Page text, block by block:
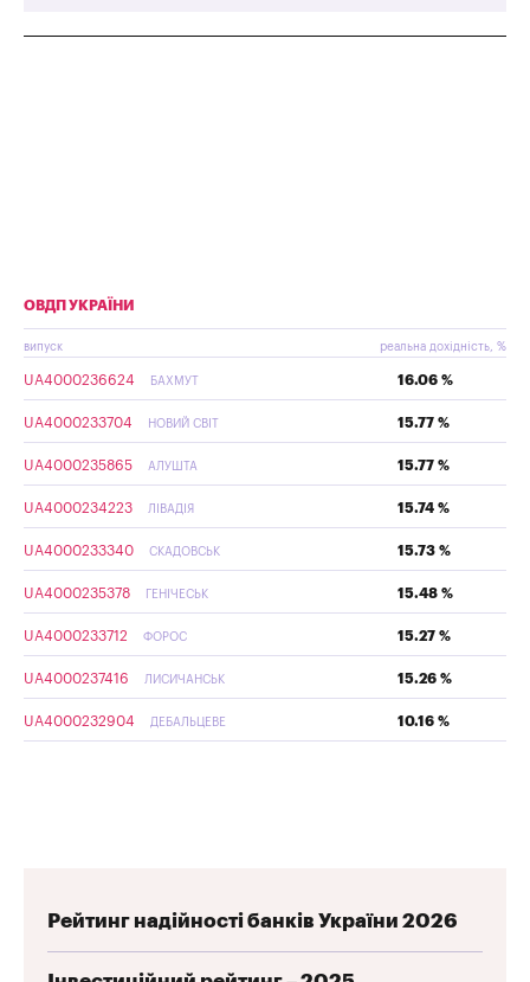
ОВДП УКРАЇНИ
випуск реальна дохідність, %
UA4000236624 БАХМУТ 16.06 %
UA4000233704 НОВИЙ СВІТ 15.77 %
UA4000235865 АЛУШТА 15.77 %
UA4000234223 ЛІВАДІЯ 15.74 %
UA4000233340 СКАДОВСЬК 15.73 %
UA4000235378 ГЕНІЧЕСЬК 15.48 %
UA4000233712 ФОРОС 15.27 %
UA4000237416 ЛИСИЧАНСЬК 15.26 %
UA4000232904 ДЕБАЛЬЦЕВЕ 10.16 %
Рейтинг надійності банків України 2026